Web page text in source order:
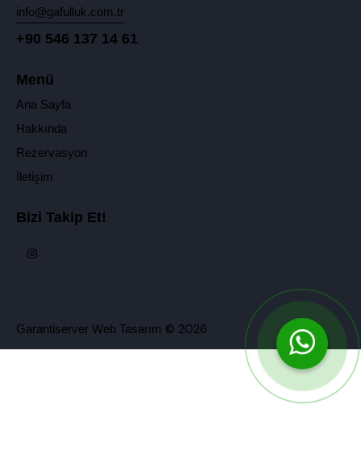
info@gafulluk.com.tr
+90 546 137 14 61
Menü
Ana Sayfa
Hakkında
Rezervasyon
İletişim
Bizi Takip Et!
Garantiserver Web Tasarım © 2026